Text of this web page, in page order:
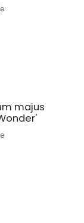
majus